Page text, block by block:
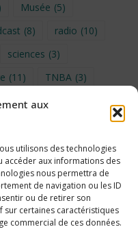
aux
utilisons des technologies
accéder aux informations des
nous permettra de
de navigation ou les ID
ou de retirer son
sur certaines caractéristiques
commercial de ces données.
Musée (5)
(8) radio (10)
sciences (3)
(11) TNBA (3)
vidéo
Chakib (4)